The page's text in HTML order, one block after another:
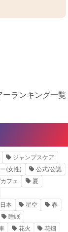
ーランキング一覧
ジャンプスケア
(女性)
公式/公認
フェ
夏
日本 星空
春
睡眠
花火
花畑